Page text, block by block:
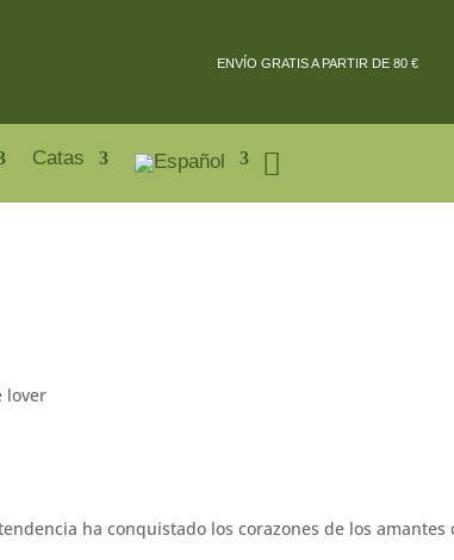
ENVÍO GRATIS A PARTIR DE 80 €
Catas
lover
ha conquistado los corazones de los